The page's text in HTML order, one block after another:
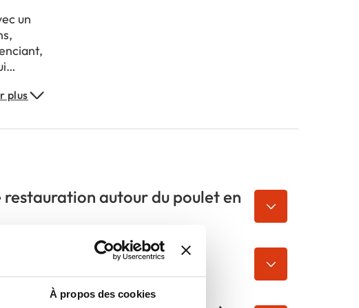
À propos des cookies
un
plus
autour du poulet en
public plus large ?